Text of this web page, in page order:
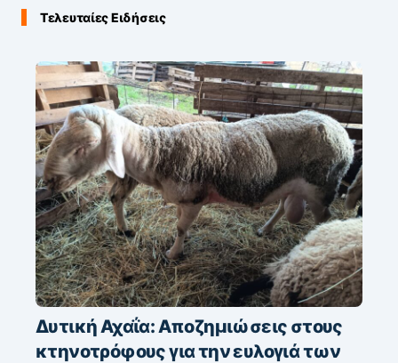
Τελευταίες Ειδήσεις
Δυτική Αχαΐα: Αποζημιώσεις στους
κτηνοτρόφους για την ευλογιά των